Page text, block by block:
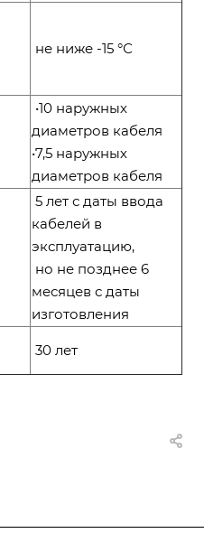
не ниже -15 °С
•10 наружных
диаметров кабеля
•7,5 наружных
диаметров кабеля
5 лет с даты ввода
кабелей в
эксплуатацию,
но не позднее 6
месяцев с даты
изготовления
30 лет